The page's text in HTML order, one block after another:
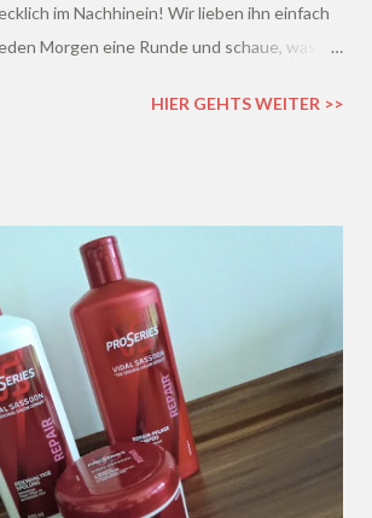
im Nachhinein! Wir lieben ihn einfach
Morgen eine Runde und schaue, was
HIER GEHTS WEITER >>